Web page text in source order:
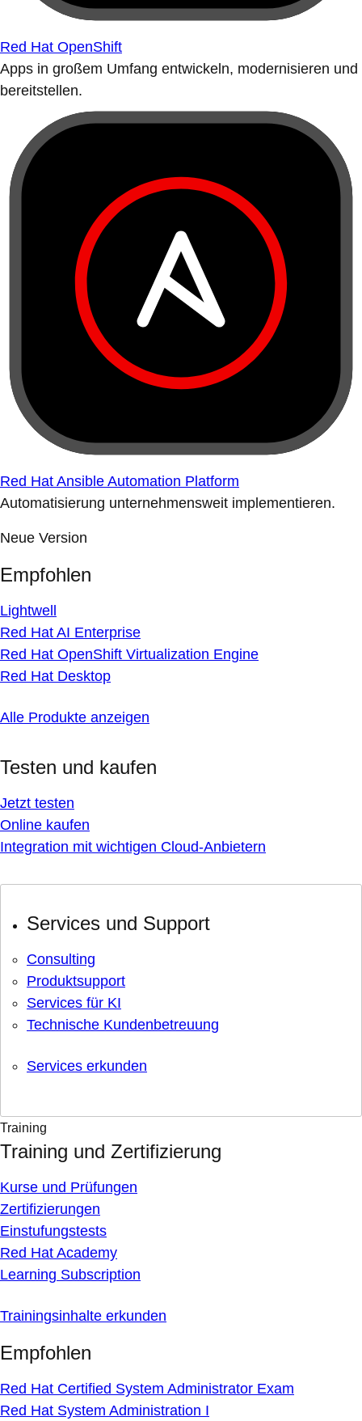
Red Hat OpenShift
Apps in großem Umfang entwickeln, modernisieren und
bereitstellen.
Red Hat Ansible Automation Platform
Automatisierung unternehmensweit implementieren.
Neue Version
Empfohlen
Lightwell
Red Hat AI Enterprise
Red Hat OpenShift Virtualization Engine
Red Hat Desktop
Alle Produkte anzeigen
Testen und kaufen
Jetzt testen
Online kaufen
Integration mit wichtigen Cloud-Anbietern
Services und Support
Consulting
Produktsupport
Services für KI
Technische Kundenbetreuung
Services erkunden
Training
Training und Zertifizierung
Kurse und Prüfungen
Zertifizierungen
Einstufungstests
Red Hat Academy
Learning Subscription
Trainingsinhalte erkunden
Empfohlen
Red Hat Certified System Administrator Exam
Red Hat System Administration I